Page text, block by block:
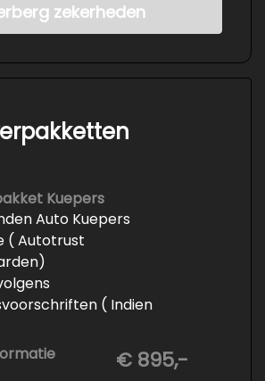
zekerheden
Kuepers
Auto Kuepers
( Autotrust
( Indien
6 maanden APK
3 mm banden profiel
€ 895,-